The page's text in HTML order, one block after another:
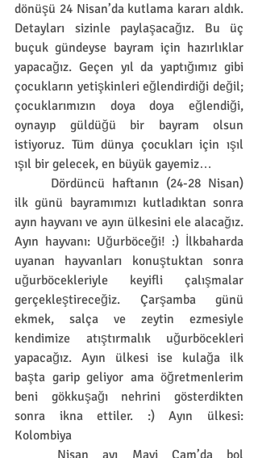
dönüşü 24 Nisan’da kutlama kararı aldık.
Detayları sizinle paylaşacağız. Bu üç
buçuk gündeyse bayram için hazırlıklar
yapacağız. Geçen yıl da yaptığımız gibi
çocukların yetişkinleri eğlendirdiği değil;
çocuklarımızın doya doya eğlendiği,
oynayıp güldüğü bir bayram olsun
istiyoruz. Tüm dünya çocukları için ışıl
ışıl bir gelecek, en büyük gayemiz…
ilk günü bayramımızı kutladıktan sonra
ayın hayvanı ve ayın ülkesini ele alacağız.
Ayın hayvanı: Uğurböceği! :) İlkbaharda
uyanan hayvanları konuştuktan sonra
uğurböcekleriyle keyifli çalışmalar
gerçekleştireceğiz. Çarşamba günü
ekmek, salça ve zeytin ezmesiyle
kendimize atıştırmalık uğurböcekleri
yapacağız. Ayın ülkesi ise kulağa ilk
başta garip geliyor ama öğretmenlerim
beni gökkuşağı nehrini gösterdikten
sonra ikna ettiler. :) Ayın ülkesi:
Kolombiya